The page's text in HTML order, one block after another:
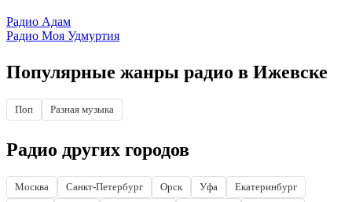
Радио Адам
Радио Моя Удмуртия
Популярные жанры радио в Ижевске
Поп Разная музыка
Радио других городов
Москва Санкт-Петербург Орск Уфа
Екатеринбург